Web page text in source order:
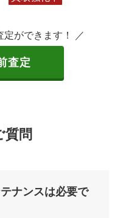
定ができます！ ／
査定
質問
ナンスは必要で